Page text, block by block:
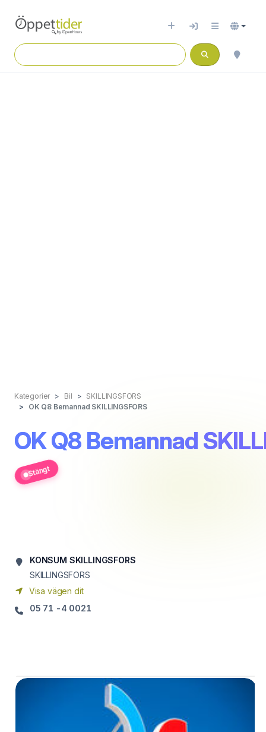
Kategorier Bil
SKILLINGSFORS
OK Q8 Bemannad SKILLINGSFORS
OK Q8 Bemannad
Stängt
KONSUM SKILLINGSFORS
SKILLINGSFORS
Visa vägen dit
05 71 -4 0021